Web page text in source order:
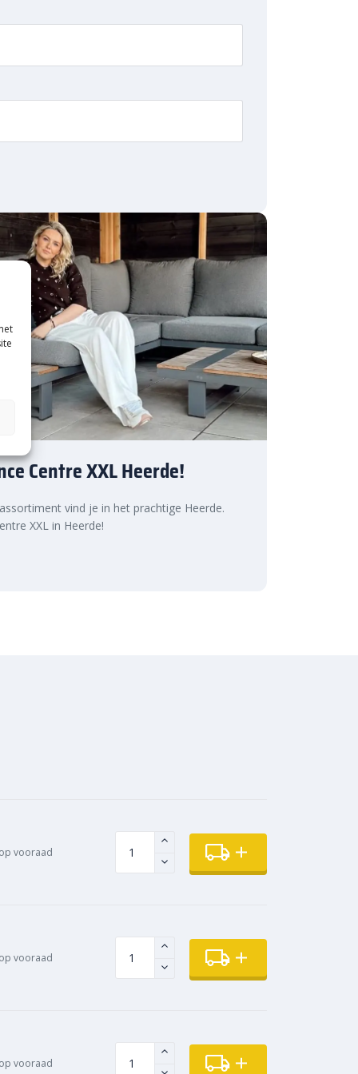
Centre XXL Heerde!
vind je in het prachtige Heerde.
XXL in Heerde!
op vooraad
op vooraad
op vooraad